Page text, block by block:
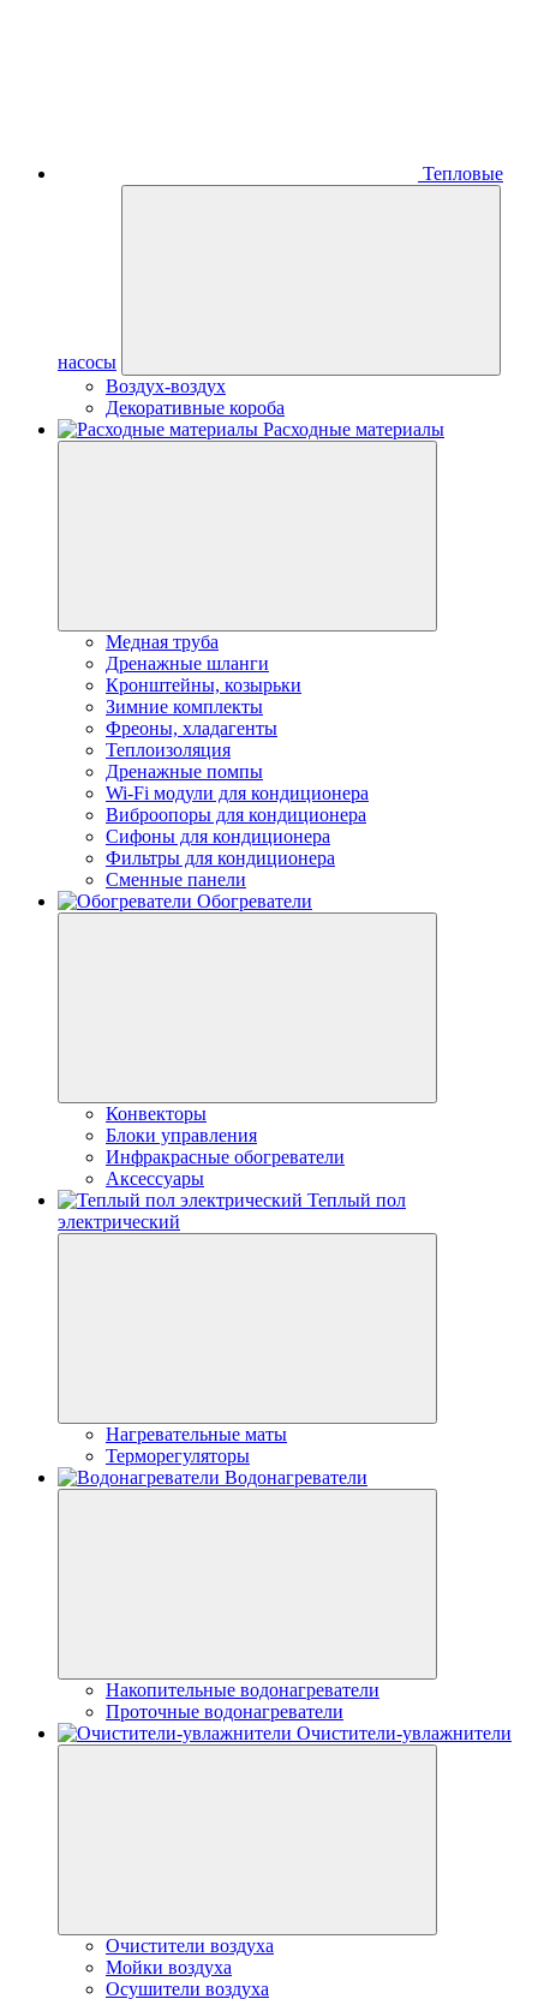
Тепловые
насосы
Воздух-воздух
Декоративные короба
Расходные материалы
Медная труба
Дренажные шланги
Кронштейны, козырьки
Зимние комплекты
Фреоны, хладагенты
Теплоизоляция
Дренажные помпы
Wi-Fi модули для кондиционера
Виброопоры для кондиционера
Сифоны для кондиционера
Фильтры для кондиционера
Сменные панели
Обогреватели
Конвекторы
Блоки управления
Инфракрасные обогреватели
Аксессуары
Теплый пол
электрический
Нагревательные маты
Терморегуляторы
Водонагреватели
Накопительные водонагреватели
Проточные водонагреватели
Очистители-увлажнители
Очистители воздуха
Мойки воздуха
Осушители воздуха